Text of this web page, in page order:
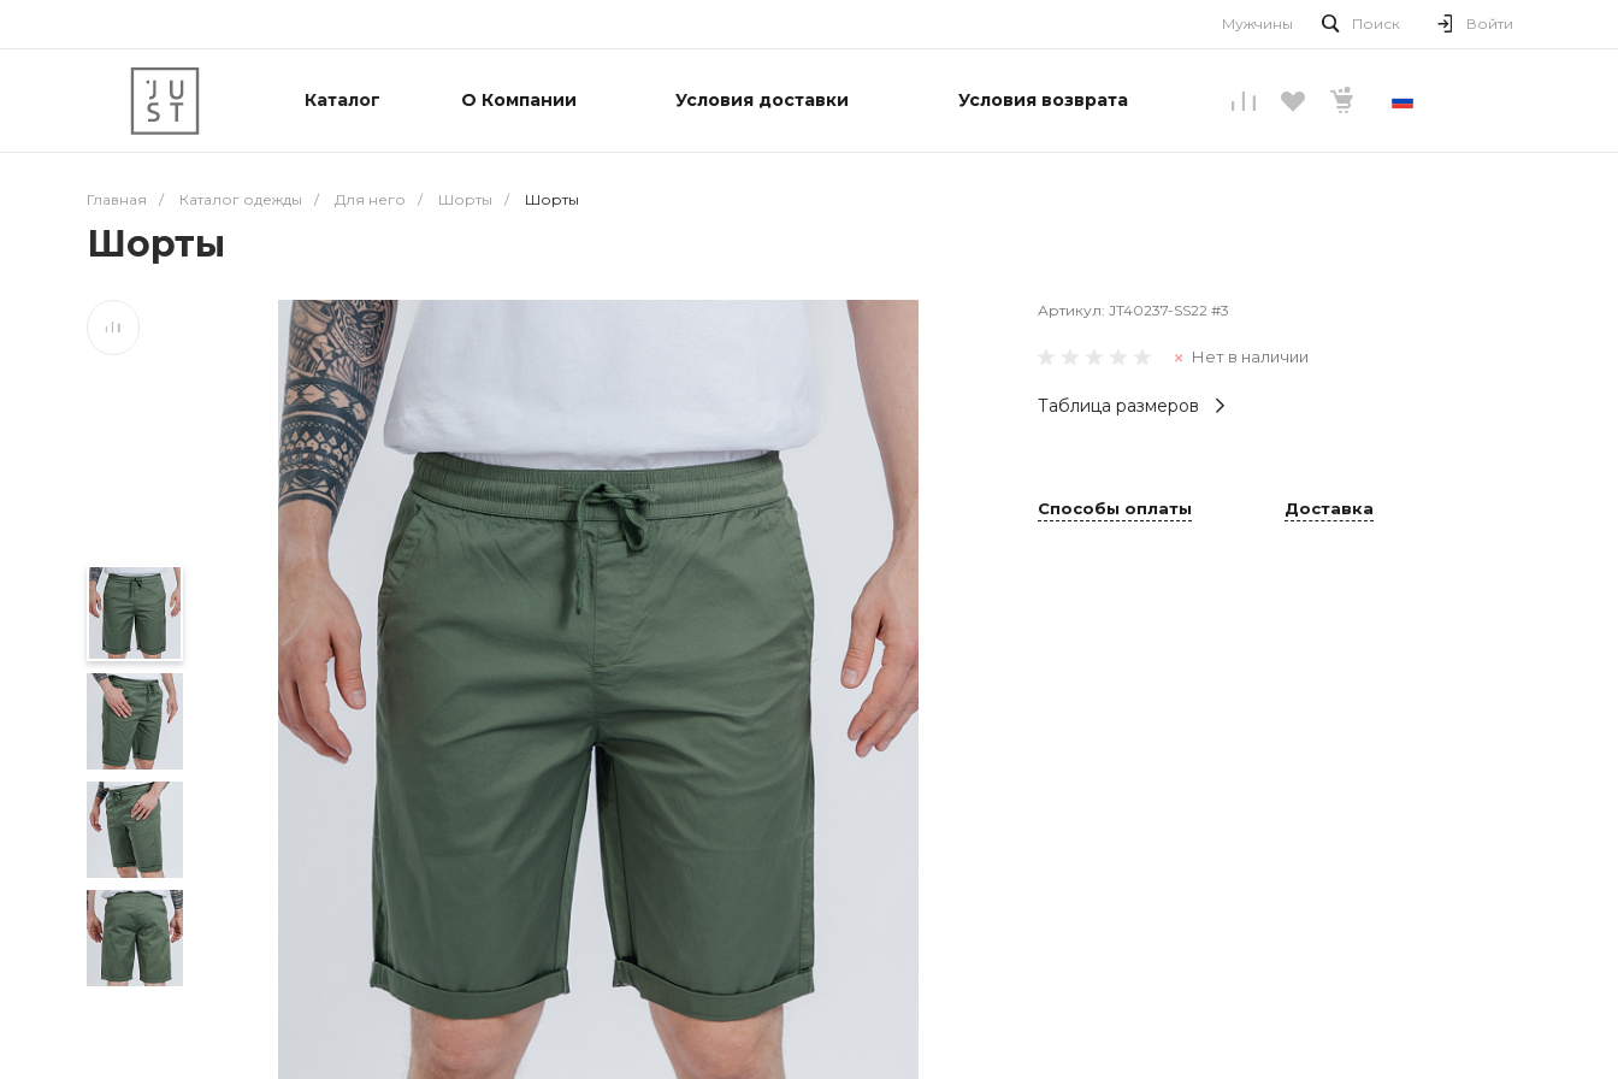
Мужчины Поиск Войти
Каталог О Компании Условия доставки Условия возврата
Главная / Каталог одежды / Для него / Шорты / Шорты
Шорты
Артикул: JT40237-SS22 #3
Нет в наличии
Таблица размеров
Способы оплаты Доставка